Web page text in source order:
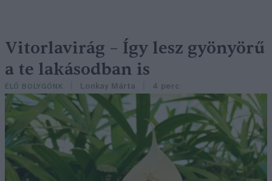
Vitorlavirág – Így lesz gyönyörű
a te lakásodban is
ÉLŐ BOLYGÓNK Lonkay Márta 4 perc